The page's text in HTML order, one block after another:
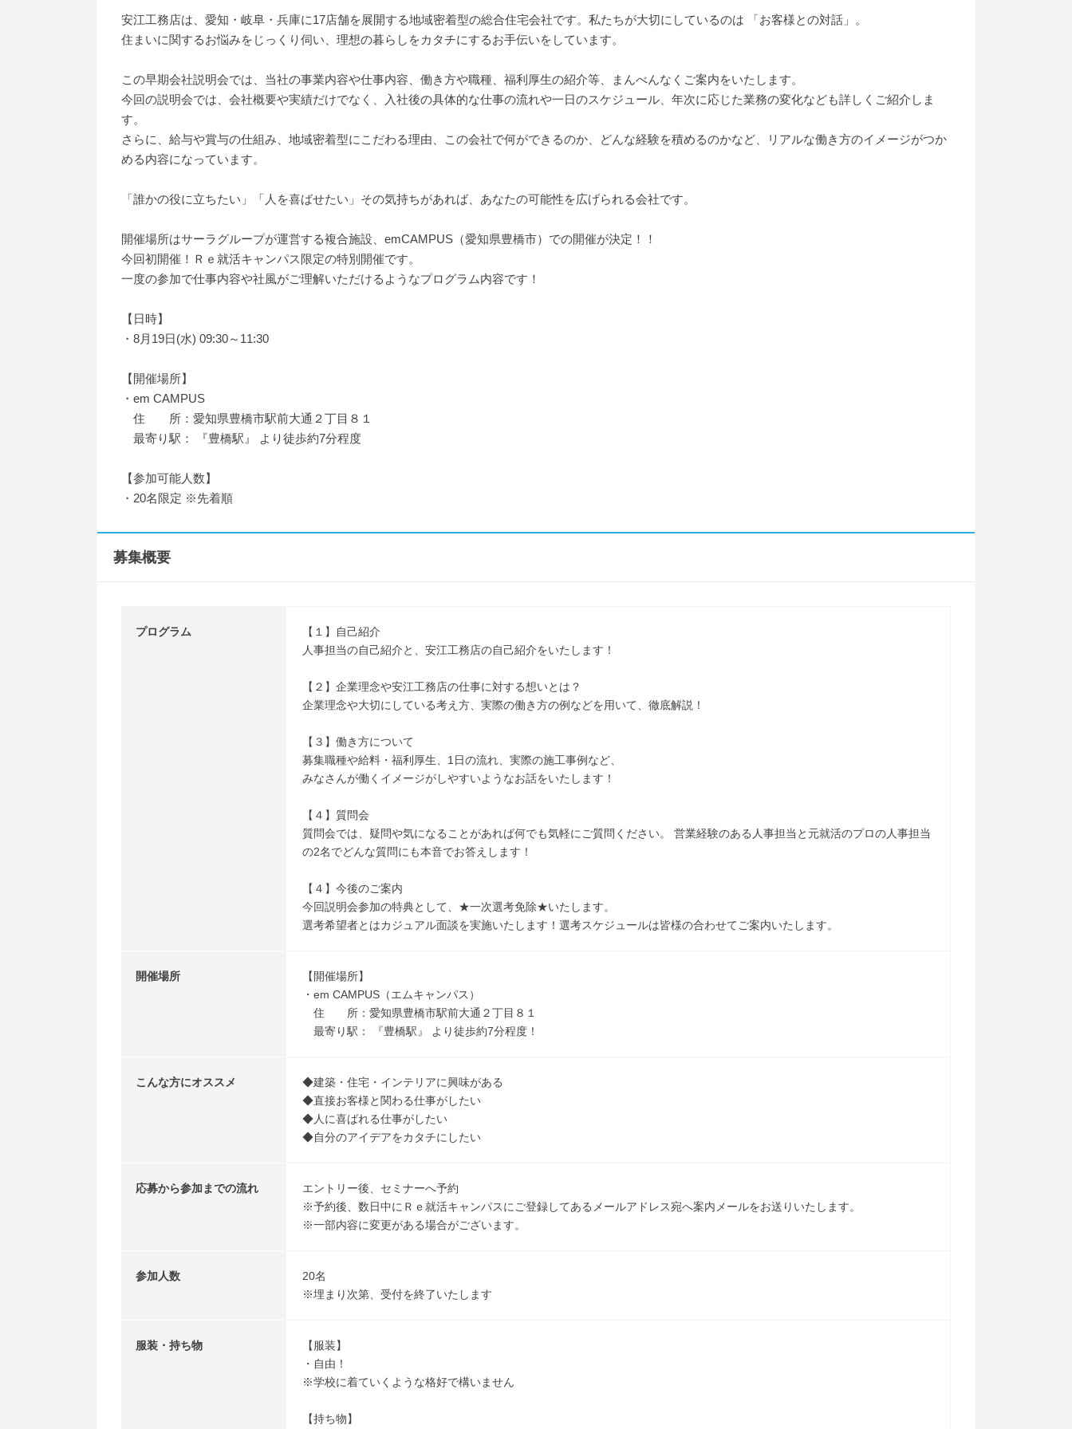
安江工務店は、愛知・岐阜・兵庫に17店舗を展開する地域密着型の総合住宅会社です。私たちが大切にしているのは 「お客様との対話」。
住まいに関するお悩みをじっくり伺い、理想の暮らしをカタチにするお手伝いをしています。
この早期会社説明会では、当社の事業内容や仕事内容、働き方や職種、福利厚生の紹介等、まんべんなくご案内をいたします。
今回の説明会では、会社概要や実績だけでなく、入社後の具体的な仕事の流れや一日のスケジュール、年次に応じた業務の変化なども詳しくご紹介しま
す。
さらに、給与や賞与の仕組み、地域密着型にこだわる理由、この会社で何ができるのか、どんな経験を積めるのかなど、リアルな働き方のイメージがつか
める内容になっています。
「誰かの役に立ちたい」「人を喜ばせたい」その気持ちがあれば、あなたの可能性を広げられる会社です。
開催場所はサーラグループが運営する複合施設、emCAMPUS（愛知県豊橋市）での開催が決定！！
今回初開催！Ｒｅ就活キャンパス限定の特別開催です。
一度の参加で仕事内容や社風がご理解いただけるようなプログラム内容です！
【日時】
・8月19日(水) 09:30～11:30
【開催場所】
・em CAMPUS
住 所：愛知県豊橋市駅前大通２丁目８１
最寄り駅： 『豊橋駅』 より徒歩約7分程度
【参加可能人数】
・20名限定 ※先着順
募集概要
プログラム
【１】自己紹介
人事担当の自己紹介と、安江工務店の自己紹介をいたします！
【２】企業理念や安江工務店の仕事に対する想いとは？
企業理念や大切にしている考え方、実際の働き方の例などを用いて、徹底解説！
【３】働き方について
募集職種や給料・福利厚生、1日の流れ、実際の施工事例など、
みなさんが働くイメージがしやすいようなお話をいたします！
【４】質問会
質問会では、疑問や気になることがあれば何でも気軽にご質問ください。 営業経験のある人事担当と元就活のプロの人事担当
の2名でどんな質問にも本音でお答えします！
【４】今後のご案内
今回説明会参加の特典として、★一次選考免除★いたします。
選考希望者とはカジュアル面談を実施いたします！選考スケジュールは皆様の合わせてご案内いたします。
開催場所
【開催場所】
・em CAMPUS（エムキャンパス）
住 所：愛知県豊橋市駅前大通２丁目８１
最寄り駅： 『豊橋駅』 より徒歩約7分程度！
こんな方にオススメ
◆建築・住宅・インテリアに興味がある
◆直接お客様と関わる仕事がしたい
◆人に喜ばれる仕事がしたい
◆自分のアイデアをカタチにしたい
応募から参加までの流れ
エントリー後、セミナーへ予約
※予約後、数日中にＲｅ就活キャンパスにご登録してあるメールアドレス宛へ案内メールをお送りいたします。
※一部内容に変更がある場合がございます。
参加人数
20名
※埋まり次第、受付を終了いたします
服装・持ち物
【服装】
・自由！
※学校に着ていくような格好で構いません
【持ち物】